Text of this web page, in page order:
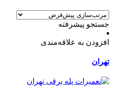
جستجو پیشرفته
افزودن به علاقه‌مندی
تهران